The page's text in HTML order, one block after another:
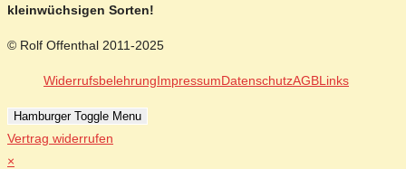
kleinwüchsigen Sorten!
© Rolf Offenthal 2011-2025
WiderrufsbelehrungImpressumDatenschutzAGBLinks
Hamburger Toggle Menu
Vertrag widerrufen
×